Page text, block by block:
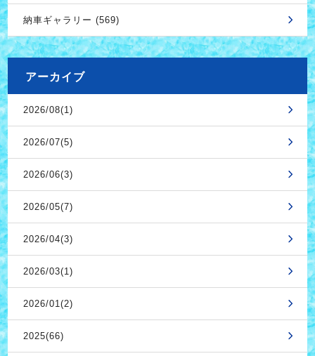
納車ギャラリー (569)
アーカイブ
2026/08(1)
2026/07(5)
2026/06(3)
2026/05(7)
2026/04(3)
2026/03(1)
2026/01(2)
2025(66)